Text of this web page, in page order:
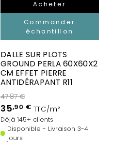
Acheter
Commander
échantillon
DALLE SUR PLOTS
GROUND PERLA 60X60X2
CM EFFET PIERRE
ANTIDÉRAPANT R11
47.87 €
35,90 € TTC/m²
Déjà 145+ clients
Disponible - Livraison 3-4
jours